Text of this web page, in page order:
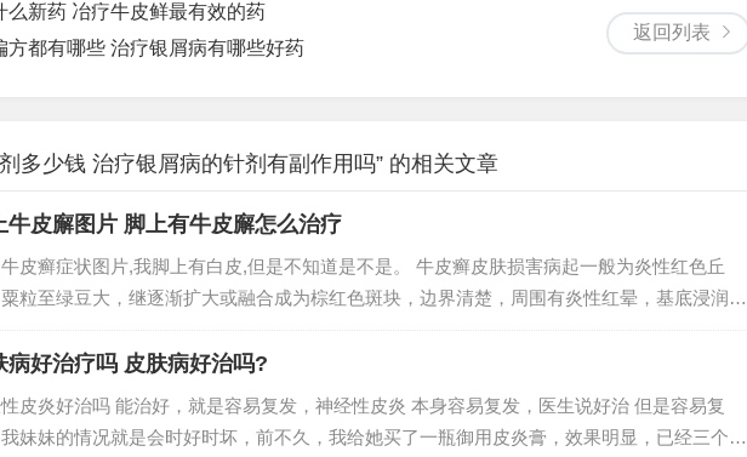
返回列表
么新药 冶疗牛皮鲜最有效的药
方都有哪些 治疗银屑病有哪些好药
多少钱 治疗银屑病的针剂有副作用吗” 的相关文章
牛皮廨图片 脚上有牛皮廨怎么治疗
皮癣症状图片,我脚上有白皮,但是不知道是不是。 牛皮癣皮肤损害病起一般为炎性红色丘
粒至绿豆大，继逐渐扩大或融合成为棕红色斑块，边界清楚，周围有炎性红晕，基底浸润明
面覆盖多层干燥的银白色鳞屑。再看牛皮癣与手足癣的症状表现：牛皮癣初发时为针头至扁
炎性扁平丘疹，逐渐增大为钱币或更大...
病好治疗吗 皮肤病好治吗?
皮炎好治吗 能治好，就是容易复发，神经性皮炎 本身容易复发，医生说好治 但是容易复
妹妹的情况就是会时好时坏，前不久，我给她买了一瓶御用皮炎膏，效果明显，已经三个月